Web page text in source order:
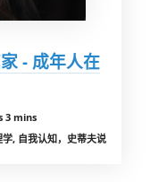
- 成年人在
3 mins
, 自我认知，史蒂夫说